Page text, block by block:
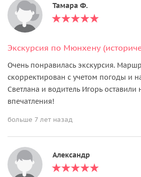
Тамара Ф.
Очень понравилась экскурсия.
скорректирован с учетом погоды и
Светлана и водитель Игорь оставили
впечатления!
больше 7 лет назад
Александр